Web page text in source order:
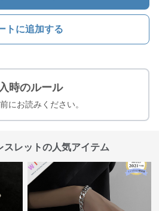
トに追加する
時のルール
にお読みください。
スレットの人気アイテム